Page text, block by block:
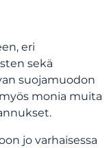
eri
sekä
suojamuodon
monia muita
jo varhaisessa